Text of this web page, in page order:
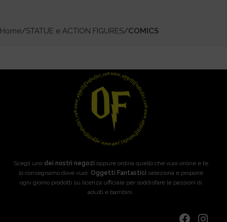
Home STATUE e ACTION FIGURES COMICS
Scegli uno dei nostri negozi oppure ordina quello che vuoi online e te
lo consegnamo dove vuoi: Oggetti Fantastici seleziona e propone
ogni giorno prodotti su licenza ufficiale per soddisfare le passioni di
adulti e bambini.